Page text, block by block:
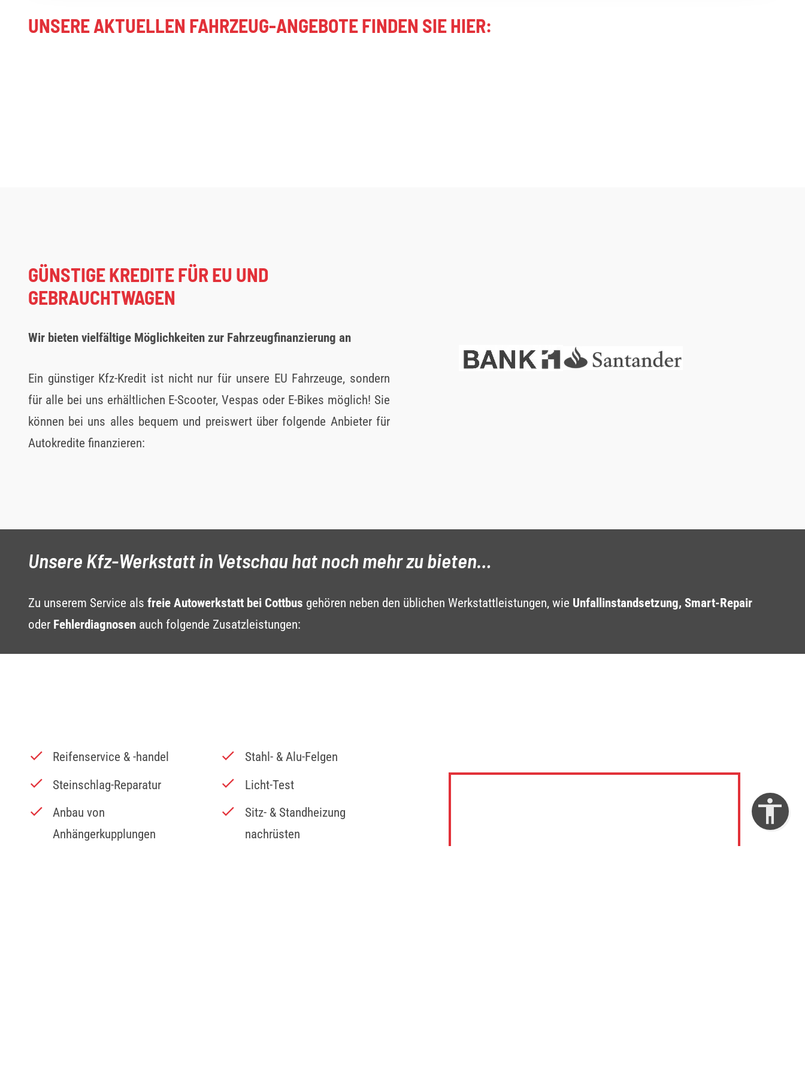
UNSERE AKTUELLEN FAHRZEUG-ANGEBOTE FINDEN SIE HIER:
GÜNSTIGE KREDITE FÜR EU UND
GEBRAUCHTWAGEN
Wir bieten vielfältige Möglichkeiten zur Fahrzeugfinanzierung an
Ein günstiger Kfz-Kredit ist nicht nur für unsere EU Fahrzeuge, sondern
für alle bei uns erhältlichen E-Scooter, Vespas oder E-Bikes möglich! Sie
können bei uns alles bequem und preiswert über folgende Anbieter für
Autokredite finanzieren:
Unsere Kfz-Werkstatt in Vetschau hat noch mehr zu bieten…
Zu unserem Service als freie Autowerkstatt bei Cottbus gehören neben den üblichen Werkstattleistungen, wie Unfallinstandsetzung, Smart-Repair
oder Fehlerdiagnosenauch folgende Zusatzleistungen:
Reifenservice & -handel
Stahl- & Alu-Felgen
Steinschlag-Reparatur
Licht-Test
Anbau von
Anhängerkupplungen
Sitz- & Standheizung
nachrüsten